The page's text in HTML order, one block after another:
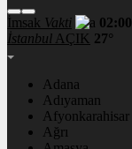
İmsak Vakti
02:00
İstanbul AÇIK 27°
Adana
Adıyaman
Afyonkarahisar
Ağrı